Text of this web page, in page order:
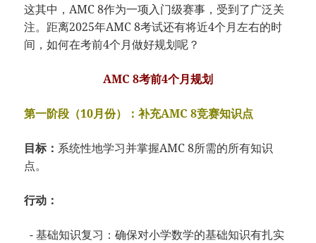
这其中，AMC 8作为一项入门级赛事，受到了广泛关
注。距离2025年AMC 8考试还有将近4个月左右的时
间，如何在考前4个月做好规划呢？
AMC 8考前4个月规划
第一阶段（10月份）：补充AMC 8竞赛知识点
目标： 系统性地学习并掌握AMC 8所需的所有知识
点。
行动：
- 基础知识复习：确保对小学数学的基础知识有扎实